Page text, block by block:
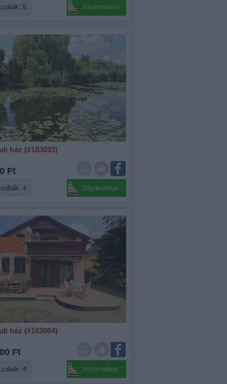
6 „folyamatban“
ház (#183033)
Ft
4 „folyamatban“
ház (#183004)
Ft
4 „folyamatban“